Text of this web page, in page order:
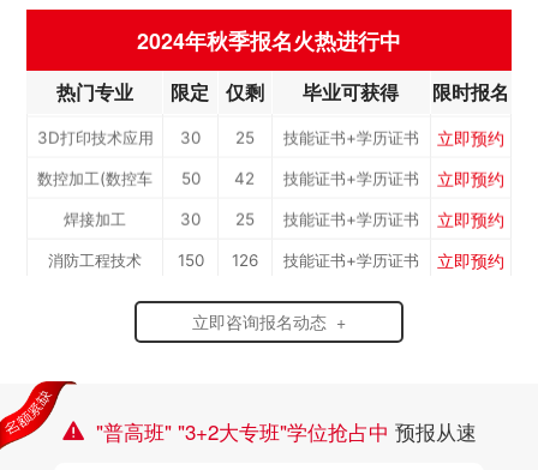
2024年秋季报名火热进行中
热门专业 限定 仅剩 毕业可获得 限时报名
护理 90 76 技能证书+学历证书 立即预约
30 25 技能证书+学历证书
机电一体化技术 50 42 技能证书+学历证书 立即预约
3D打印技术应用 30 25 技能证书+学历证书 立即预约
数控加工(数控车
工）
50 42 技能证书+学历证书 立即预约
焊接加工 30 25 技能证书+学历证书 立即预约
消防工程技术 150 126 技能证书+学历证书 立即预约
农业机械运维 30 25 技能证书+学历证书
通信运营服务 30 25 技能证书+学历证书
计算机应用与维修
幼儿教育 立即预约
立即咨询报名动态 +
 "普高班" "3+2大专班"学位抢占中 预报从速